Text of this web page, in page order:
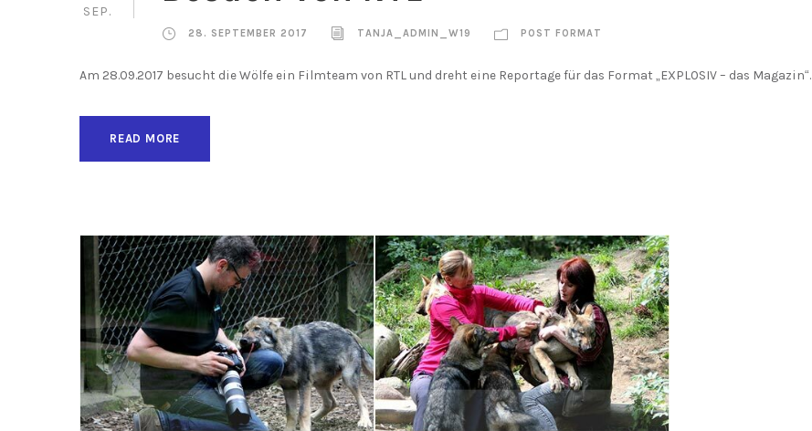
SEP.
28. SEPTEMBER 2017 TANJA_ADMIN_W19 POST FORMAT
Am 28.09.2017 besucht die Wölfe ein Filmteam von RTL und dreht eine Reportage für das Format „EXPLOSIV – das Magazin“.
READ MORE